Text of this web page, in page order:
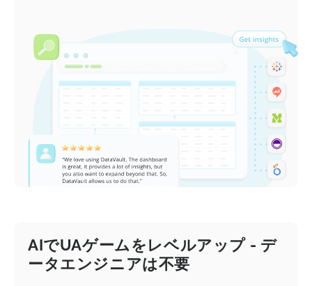
AIでUAゲームをレベルアップ - デ
ータエンジニアは不要